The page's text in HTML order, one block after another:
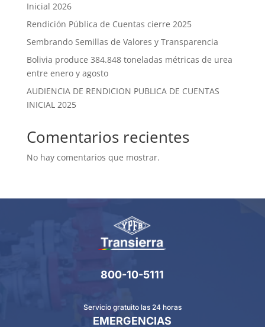
Inicial 2026
Rendición Pública de Cuentas cierre 2025
Sembrando Semillas de Valores y Transparencia
Bolivia produce 384.848 toneladas métricas de urea
entre enero y agosto
AUDIENCIA DE RENDICION PUBLICA DE CUENTAS
INICIAL 2025
Comentarios recientes
No hay comentarios que mostrar.
800-10-5111
Servicio gratuito las 24 horas
EMERGENCIAS